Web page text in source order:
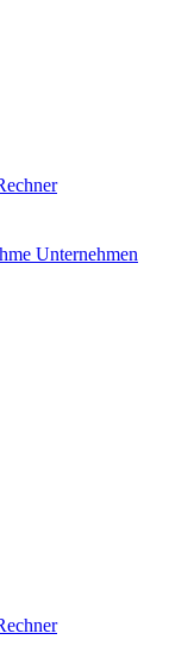
Unternehmen